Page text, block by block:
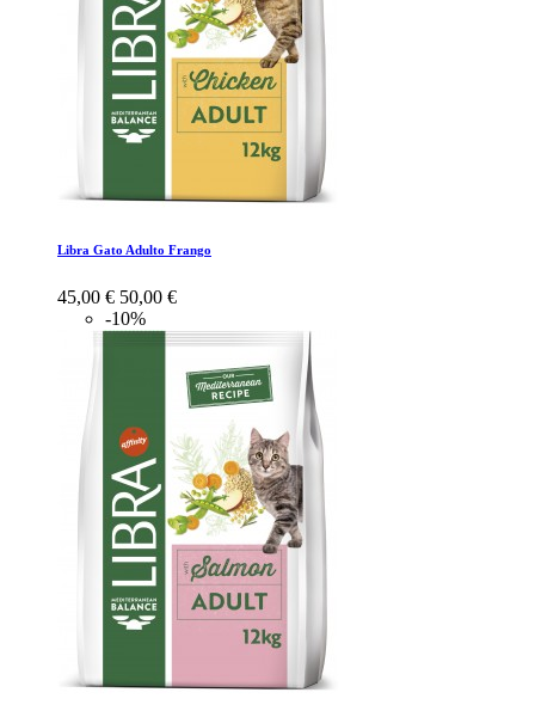
Libra Gato Adulto Frango
45,00 € 50,00 €
-10%